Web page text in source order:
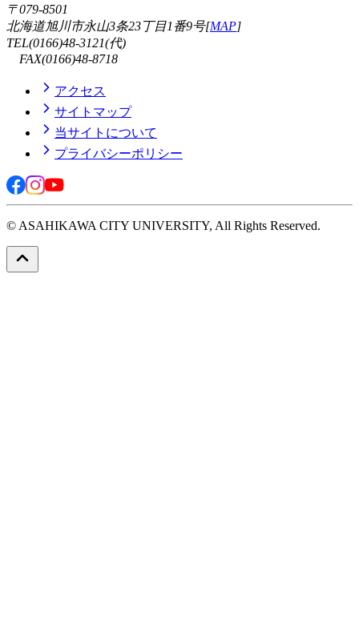
〒079-8501
北海道旭川市永山3条23丁目1番9号[MAP]
TEL(0166)48-3121(代)
FAX(0166)48-8718
アクセス
サイトマップ
当サイトについて
プライバシーポリシー
© ASAHIKAWA CITY UNIVERSITY, All Rights Reserved.